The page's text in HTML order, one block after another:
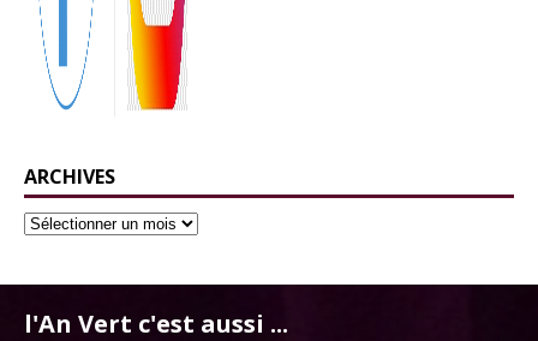
ARCHIVES
l'An Vert c'est aussi ...